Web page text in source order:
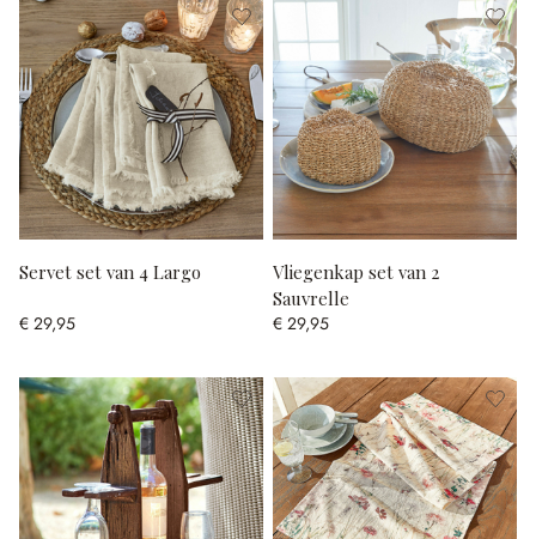
Servet set van 4 Largo
€ 29,95
Vliegenkap set van 2
Sauvrelle
€ 29,95